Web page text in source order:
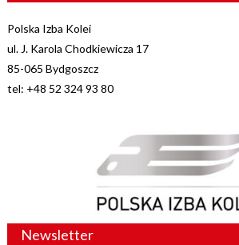
Polska Izba Kolei
ul. J. Karola Chodkiewicza 17
85-065 Bydgoszcz
tel: +48 52 324 93 80
Newsletter